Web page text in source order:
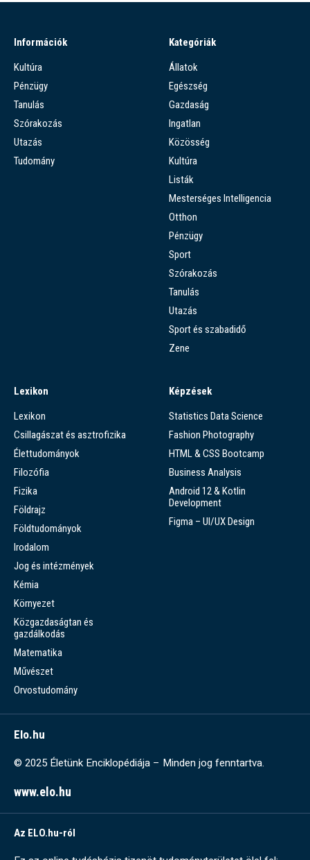
Információk
Kultúra
Pénzügy
Tanulás
Szórakozás
Utazás
Tudomány
Kategóriák
Állatok
Egészség
Gazdaság
Ingatlan
Közösség
Kultúra
Listák
Mesterséges Intelligencia
Otthon
Pénzügy
Sport
Szórakozás
Tanulás
Utazás
Sport és szabadidő
Zene
Lexikon
Lexikon
Csillagászat és asztrofizika
Élettudományok
Filozófia
Fizika
Földrajz
Földtudományok
Irodalom
Jog és intézmények
Kémia
Környezet
Közgazdaságtan és
gazdálkodás
Matematika
Művészet
Orvostudomány
Képzések
Statistics Data Science
Fashion Photography
HTML & CSS Bootcamp
Business Analysis
Android 12 & Kotlin
Development
Figma – UI/UX Design
Elo.hu
© 2025 Életünk Enciklopédiája – Minden jog fenntartva.
www.elo.hu
Az ELO.hu-ról